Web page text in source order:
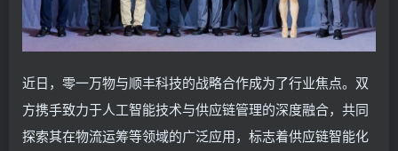
近日，零一万物与顺丰科技的战略合作成为了行业焦点。双
方携手致力于人工智能技术与供应链管理的深度融合，共同
探索其在物流运筹等领域的广泛应用，标志着供应链智能化